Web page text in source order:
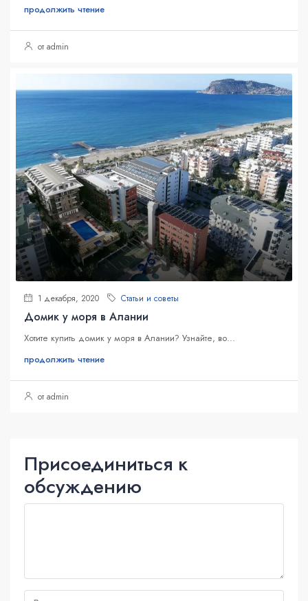
продолжить чтение
от admin
1 декабря, 2020 Статьи и советы
Домик у моря в Алании
Хотите купить домик у моря в Алании? Узнайте, во...
продолжить чтение
от admin
Присоединиться к
обсуждению